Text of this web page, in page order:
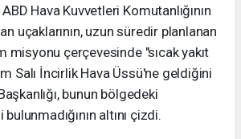
Hava Kuvvetleri Komutanlığının
uçaklarının, uzun süredir planlanan
misyonu çerçevesinde "sıcak yakıt
Salı İncirlik Hava Üssü'ne geldiğini
bunun bölgedeki
altını çizdi.